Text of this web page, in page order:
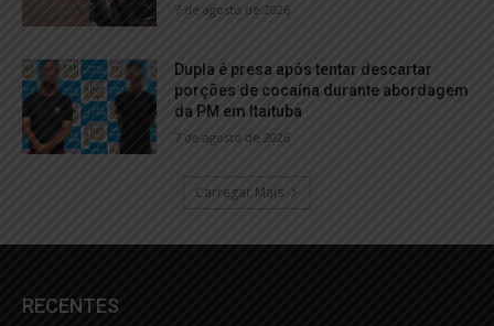
7 de agosto de 2026
Dupla é presa após tentar descartar
porções de cocaína durante abordagem
da PM em Itaituba
7 de agosto de 2026
Carregar Mais
RECENTES